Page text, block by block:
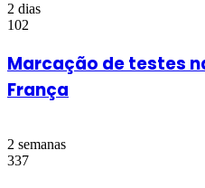
2 dias
102
Marcação de testes
França
2 semanas
337